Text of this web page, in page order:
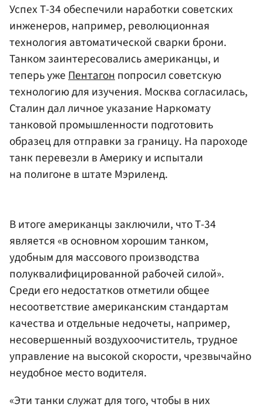
Успех Т-34 обеспечили наработки советских
инженеров, например, революционная
технология автоматической сварки брони.
Танком заинтересовались американцы, и
теперь ужеПентагонпопросил советскую
технологию для изучения. Москва согласилась,
Сталин дал личное указание Наркомату
танковой промышленности подготовить
образец для отправки за границу. На пароходе
танк перевезли в Америку и испытали
на полигоне в штате Мэриленд.
В итоге американцы заключили, что Т-34
является «в основном хорошим танком,
удобным для массового производства
полуквалифицированной рабочей силой».
Среди его недостатков отметили общее
несоответствие американским стандартам
качества и отдельные недочеты, например,
несовершенный воздухоочиститель, трудное
управление на высокой скорости, чрезвычайно
неудобное место водителя.
«Эти танки служат для того, чтобы в них